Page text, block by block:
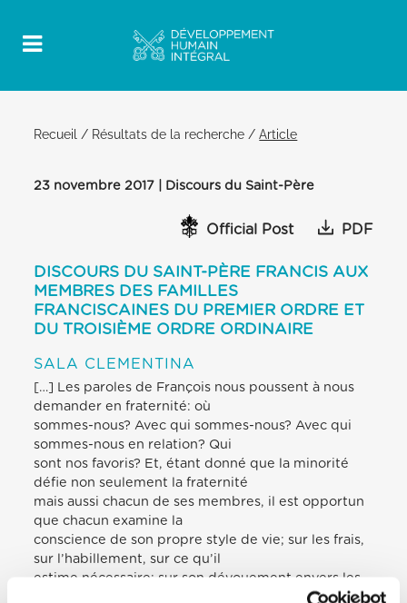
Recueil / Résultats de la recherche /Article
23 novembre 2017 | Discours du Saint-Père
Official Post PDF
DISCOURS DU SAINT-PÈRE FRANCIS AUX
MEMBRES DES FAMILLES
FRANCISCAINES DU PREMIER ORDRE ET
DU TROISIÈME ORDRE ORDINAIRE
SALA CLEMENTINA
[…] Les paroles de François nous poussent à nous
demander en fraternité: où
sommes-nous? Avec qui sommes-nous? Avec qui
sommes-nous en relation? Qui
sont nos favoris? Et, étant donné que la minorité
défie non seulement la fraternité
mais aussi chacun de ses membres, il est opportun
que chacun examine la
conscience de son propre style de vie; sur les frais,
sur l’habillement, sur ce qu’il
estime nécessaire; sur son dévouement envers les